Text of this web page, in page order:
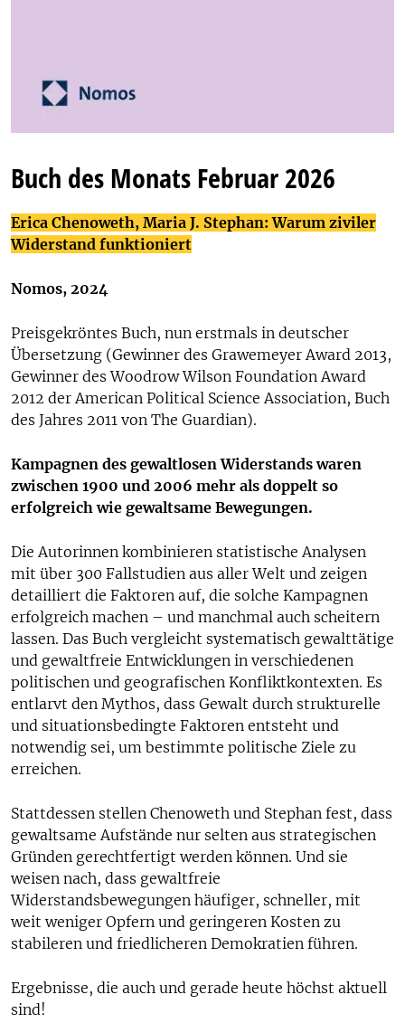
Buch des Monats Februar 2026
Erica Chenoweth, Maria J. Stephan: Warum ziviler
Widerstand funktioniert
Nomos, 2024
Preisgekröntes Buch, nun erstmals in deutscher
Übersetzung (Gewinner des Grawemeyer Award 2013,
Gewinner des Woodrow Wilson Foundation Award
2012 der American Political Science Association, Buch
des Jahres 2011 von The Guardian).
Kampagnen des gewaltlosen Widerstands waren
zwischen 1900 und 2006 mehr als doppelt so
erfolgreich wie gewaltsame Bewegungen.
Die Autorinnen kombinieren statistische Analysen
mit über 300 Fallstudien aus aller Welt und zeigen
detailliert die Faktoren auf, die solche Kampagnen
erfolgreich machen – und manchmal auch scheitern
lassen. Das Buch vergleicht systematisch gewalttätige
und gewaltfreie Entwicklungen in verschiedenen
politischen und geografischen Konfliktkontexten. Es
entlarvt den Mythos, dass Gewalt durch strukturelle
und situationsbedingte Faktoren entsteht und
notwendig sei, um bestimmte politische Ziele zu
erreichen.
Stattdessen stellen Chenoweth und Stephan fest, dass
gewaltsame Aufstände nur selten aus strategischen
Gründen gerechtfertigt werden können. Und sie
weisen nach, dass gewaltfreie
Widerstandsbewegungen häufiger, schneller, mit
weit weniger Opfern und geringeren Kosten zu
stabileren und friedlicheren Demokratien führen.
Ergebnisse, die auch und gerade heute höchst aktuell
sind!